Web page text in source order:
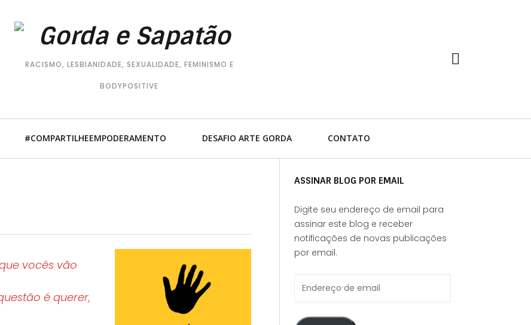
RACISMO, LESBIANIDADE, SEXUALIDADE, FEMINISMO E
BODYPOSITIVE
#COMPARTILHEEMPODERAMENTO DESAFIO ARTE GORDA CONTATO
LEIA MAIS
LEIA MAIS
ASSINAR BLOG POR EMAIL
Digite seu endereço de email para
assinar este blog e receber
notificações de novas publicações
por email.